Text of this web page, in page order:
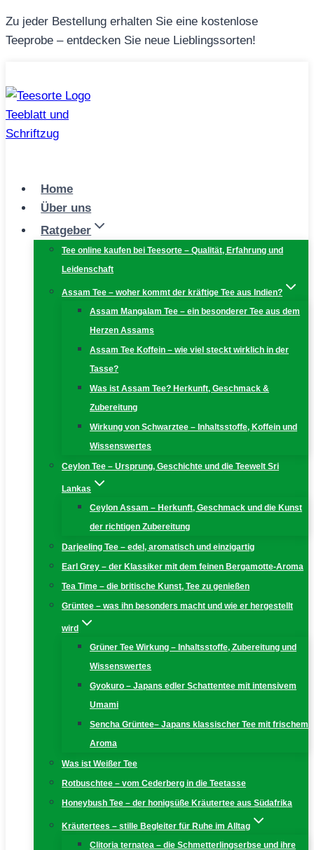
Zum
Inhalt
Zu jeder Bestellung erhalten Sie eine kostenlose
Teeprobe – entdecken Sie neue Lieblingssorten!
Home
Über uns
Ratgeber
Tee online kaufen bei Teesorte – Qualität, Erfahrung und
Leidenschaft
Assam Tee – woher kommt der kräftige Tee aus Indien?
Assam Mangalam Tee – ein besonderer Tee aus dem
Herzen Assams
Assam Tee Koffein – wie viel steckt wirklich in der
Tasse?
Was ist Assam Tee? Herkunft, Geschmack &
Zubereitung
Wirkung von Schwarztee – Inhaltsstoffe, Koffein und
Wissenswertes
Ceylon Tee – Ursprung, Geschichte und die Teewelt Sri
Lankas
Ceylon Assam – Herkunft, Geschmack und die Kunst
der richtigen Zubereitung
Darjeeling Tee – edel, aromatisch und einzigartig
Earl Grey – der Klassiker mit dem feinen Bergamotte-Aroma
Tea Time – die britische Kunst, Tee zu genießen
Grüntee – was ihn besonders macht und wie er hergestellt
wird
Grüner Tee Wirkung – Inhaltsstoffe, Zubereitung und
Wissenswertes
Gyokuro – Japans edler Schattentee mit intensivem
Umami
Sencha Grüntee– Japans klassischer Tee mit frischem
Aroma
Was ist Weißer Tee
Rotbuschtee – vom Cederberg in die Teetasse
Honeybush Tee – der honigsüße Kräutertee aus Südafrika
Kräutertees – stille Begleiter für Ruhe im Alltag
Clitoria ternatea – die Schmetterlingserbse und ihre